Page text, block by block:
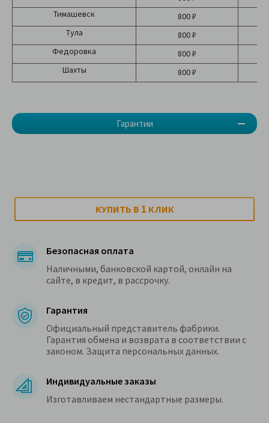
Гарантии
Тимашевск
800 ₽
Тула
800 ₽
Федоровка
800 ₽
Шахты
800 ₽
КУПИТЬ В 1 КЛИК
Безопасная оплата
Наличными, банковской картой, онлайн на
сайте, в кредит, в рассрочку.
Гарантия
Официальный представитель фабрики.
Гарантия обмена и возврата в соответствии с
законом. Защита персональных данных.
Индивидуальные заказы
Изготавливаем нестандартные размеры.